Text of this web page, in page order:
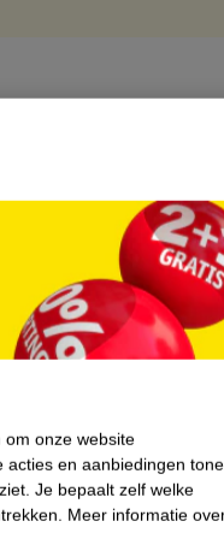
onze website
en aanbiedingen
Je bepaalt zelf welke
Meer informatie